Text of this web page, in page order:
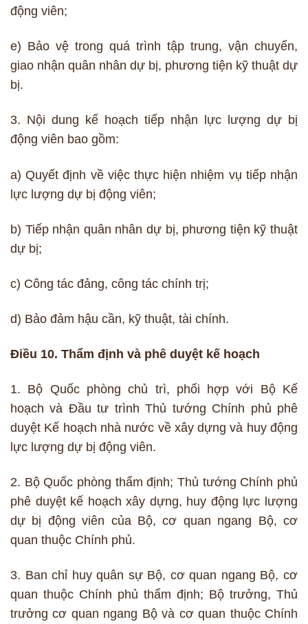
động viên;
e) Bảo vệ trong quá trình tập trung, vận chuyển,
giao nhận quân nhân dự bị, phương tiện kỹ thuật dự
bị.
3. Nội dung kế hoạch tiếp nhận lực lượng dự bị
động viên bao gồm:
a) Quyết định về việc thực hiện nhiệm vụ tiếp nhận
lực lượng dự bị động viên;
b) Tiếp nhận quân nhân dự bị, phương tiện kỹ thuật
dự bị;
c) Công tác đảng, công tác chính trị;
d) Bảo đảm hậu cần, kỹ thuật, tài chính.
Điều 10. Thẩm định và phê duyệt kế hoạch
1. Bộ Quốc phòng chủ trì, phối hợp với Bộ Kế
hoạch và Đầu tư trình Thủ tướng Chính phủ phê
duyệt Kế hoạch nhà nước về xây dựng và huy động
lực lượng dự bị động viên.
2. Bộ Quốc phòng thẩm định; Thủ tướng Chính phủ
phê duyệt kế hoạch xây dựng, huy động lực lượng
dự bị động viên của Bộ, cơ quan ngang Bộ, cơ
quan thuộc Chính phủ.
3. Ban chỉ huy quân sự Bộ, cơ quan ngang Bộ, cơ
quan thuộc Chính phủ thẩm định; Bộ trưởng, Thủ
trưởng cơ quan ngang Bộ và cơ quan thuộc Chính